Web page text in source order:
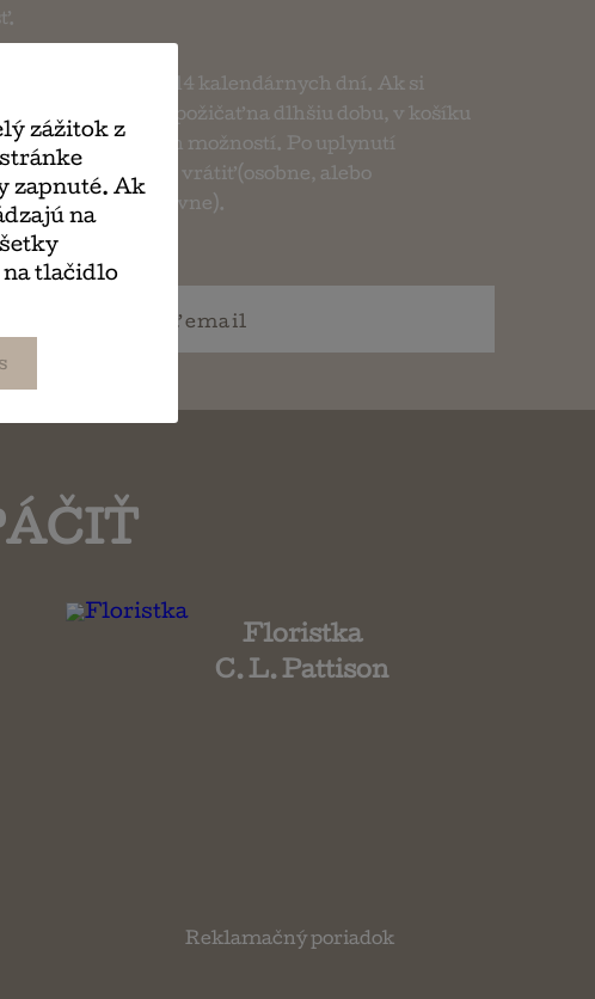
štandardne na 14 kalendárnych dní. Ak si
(alebo aj ďalšie) požičať na dlhšiu dobu, v košíku
z ponúkaných možností. Po uplynutí
je potrebné knihu vrátiť (osobne, alebo
pošty, či zásielkovne).
napísaťemail
Floristka
C. L. Pattison
Reklamačný poriadok
zážitok z
zapnuté. Ak
na
na tlačidlo